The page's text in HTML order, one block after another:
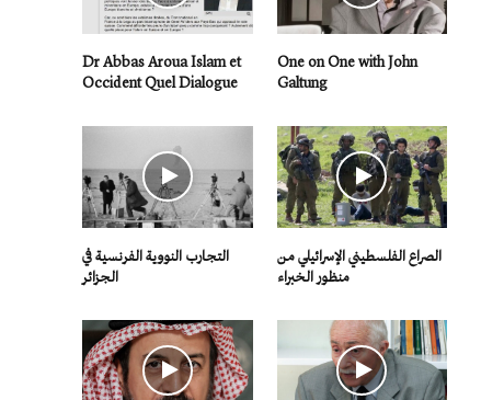
Dr Abbas Aroua Islam et
Occident Quel Dialogue
One on One with John
Galtung
التجارب النووية الفرنسية في
الجزائر
الصراع الفلسطيني الإسرائيلي من
منظور الخبراء